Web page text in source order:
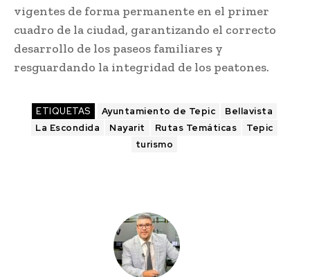
vigentes de forma permanente en el primer
cuadro de la ciudad, garantizando el correcto
desarrollo de los paseos familiares y
resguardando la integridad de los peatones.
ETIQUETAS Ayuntamiento de Tepic
Bellavista
La Escondida
Nayarit Rutas Temáticas
Tepic
turismo